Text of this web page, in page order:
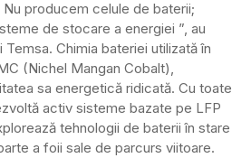
producem celule de baterii;
de stocare a energiei ”, au
Chimia bateriei utilizată în
(Nichel Mangan Cobalt),
sa energetică ridicată. Cu toate
activ sisteme bazate pe LFP
tehnologii de baterii în stare
a foii sale de parcurs viitoare.